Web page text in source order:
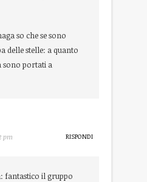
so che se sono
delle stelle: a quanto
sono portati a
pm
fantastico il gruppo
RISPONDI